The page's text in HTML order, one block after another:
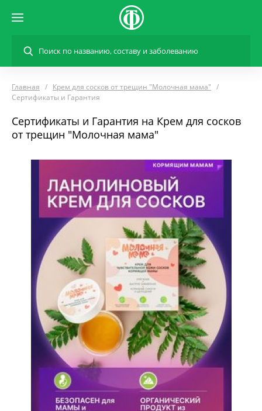
Главная
Крем для сосков от трещин "Молочная мама"
Сертификаты и Гарантия
Сертификаты и Гарантия на Крем для сосков
от трещин "Молочная мама"